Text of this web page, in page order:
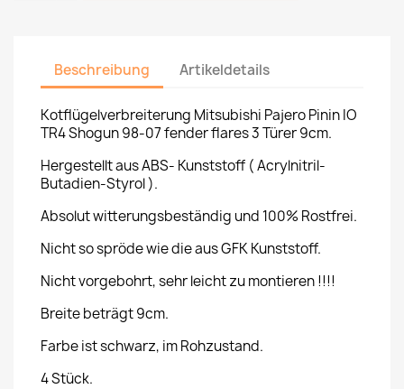
Beschreibung Artikeldetails
Kotflügelverbreiterung Mitsubishi Pajero Pinin IO
TR4 Shogun 98-07fender flares 3 Türer 9cm.
Hergestellt aus ABS- Kunststoff ( Acrylnitril-
Butadien-Styrol ).
Absolut witterungsbeständig und 100% Rostfrei.
Nicht so spröde wie die aus GFK Kunststoff.
Nicht vorgebohrt, sehr leicht zu montieren !!!!
Breite beträgt 9cm.
Farbe ist schwarz, im Rohzustand.
4 Stück.